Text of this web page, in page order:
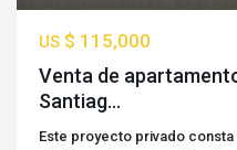
US $ 115,000
Venta de
Santiag...
Este proyecto privado